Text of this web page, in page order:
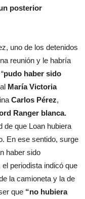
posterior
uno de los detenidos
reunión y le habría
pudo haber sido
María Victoria
Carlos Pérez,
Ranger blanca.
de que Loan hubiera
En ese sentido, surge
haber sido
periodista indicó que
la camioneta y la de
que “no hubiera